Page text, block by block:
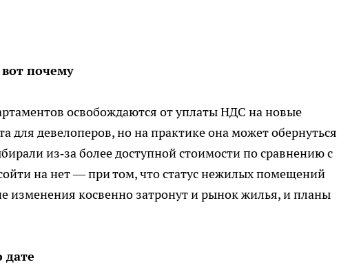
почему
освобождаются от уплаты НДС на новые
для девелоперов, но на практике она может обернуться
из‑за более доступной стоимости по сравнению с
на нет — при том, что статус нежилых помещений
изменения косвенно затронут и рынок жилья, и планы
дате